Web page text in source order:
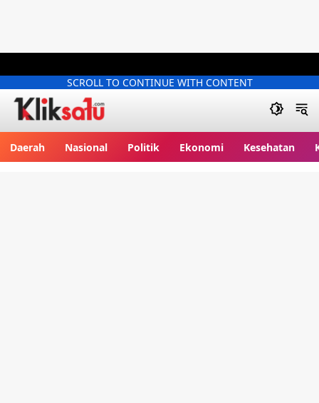
SCROLL TO CONTINUE WITH CONTENT
Daerah Nasional Politik Ekonomi Kesehatan